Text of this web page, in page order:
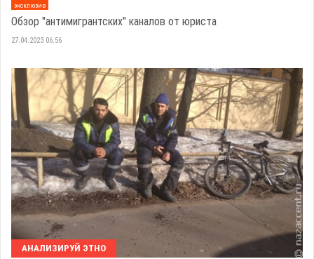
эксклюзив
Обзор "антимигрантских" каналов от юриста
27.04.2023 06:56
АНАЛИЗИРУЙ ЭТНО